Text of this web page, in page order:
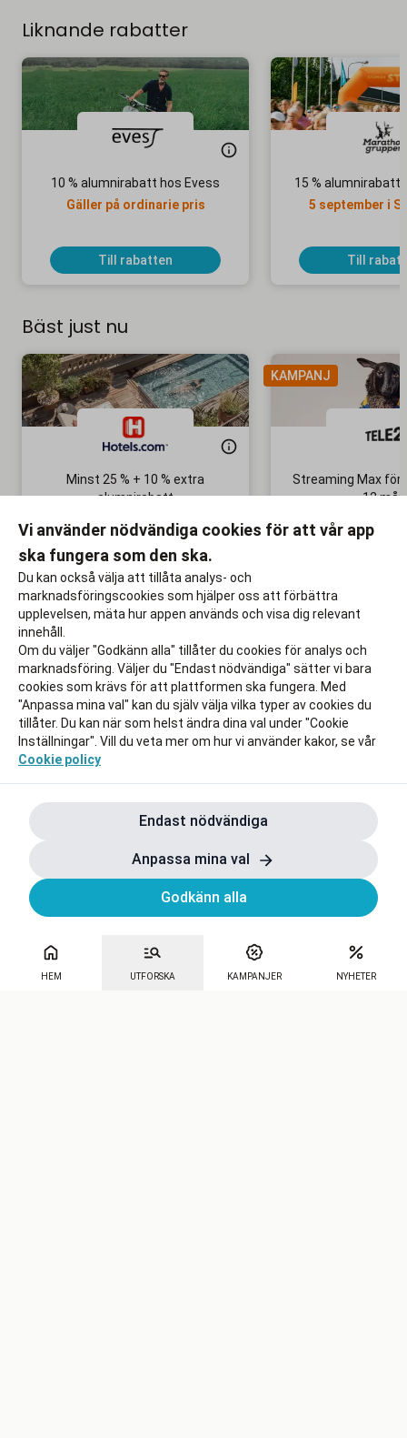
HEM UTFORSKA KAMPANJER NYHETER
Liknande rabatter
10 % alumnirabatt hos Evess
Gäller på ordinarie pris
Till rabatten
15 % alumnirabatt
5 september i
Till
Bäst just nu
Minst 25 % + 10 % extra
alumnirabatt
Till rabatten
KAMPANJ
Streaming Max för
12 mån
Ingen
Vi använder nödvändiga cookies för att vår app
ska fungera som den ska.
Du kan också välja att tillåta analys- och
marknadsföringscookies som hjälper oss att förbättra
upplevelsen, mäta hur appen används och visa dig relevant
innehåll.
Om du väljer "Godkänn alla" tillåter du cookies för analys och
marknadsföring. Väljer du "Endast nödvändiga" sätter vi bara
cookies som krävs för att plattformen ska fungera. Med
"Anpassa mina val" kan du själv välja vilka typer av cookies du
tillåter. Du kan när som helst ändra dina val under "Cookie
Inställningar". Vill du veta mer om hur vi använder kakor, se vår
Cookie policy
Endast nödvändiga
Anpassa mina val
Godkänn alla